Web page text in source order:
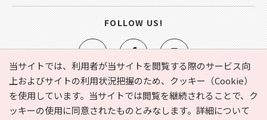
当サイトでは、利用者が当サイトを閲覧する際のサービス向
上およびサイトの利用状況把握のため、クッキー（Cookie）
を使用しています。当サイトでは閲覧を継続されることで、ク
ッキーの使用に同意されたものとみなします。詳細について
e-NAVITA（イーナビタ）とは？ お気に入り
ヘルプ
利用規約
個人情報の取り扱いについて 運営会社
FOLLOW US!